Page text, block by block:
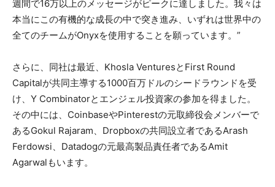
週間で16万以上のメッセージがピークに達しました。我々は
本当にこの有機的な成長の中で突き進み、いずれは世界中の
全てのチームがOnyxを使用することを願っています。”
さらに、同社は最近、Khosla VenturesとFirst Round
Capitalが共同主導する1000百万ドルのシードラウンドを受
け、Y Combinatorとエンジェル投資家の参加を得ました。
その中には、CoinbaseやPinterestの元取締役会メンバーで
あるGokul Rajaram、Dropboxの共同設立者であるArash
Ferdowsi、Datadogの元最高製品責任者であるAmit
Agarwalもいます。